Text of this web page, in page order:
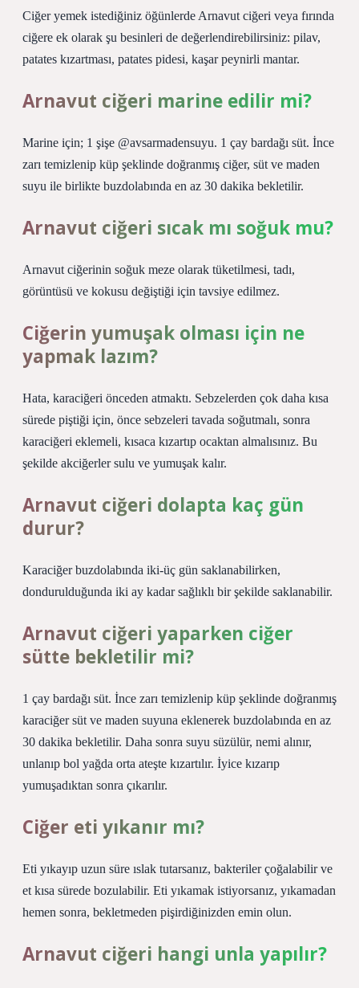
Ciğer yemek istediğiniz öğünlerde Arnavut ciğeri veya fırında
ciğere ek olarak şu besinleri de değerlendirebilirsiniz: pilav,
patates kızartması, patates pidesi, kaşar peynirli mantar.
Arnavut ciğeri marine edilir mi?
Marine için; 1 şişe @avsarmadensuyu. 1 çay bardağı süt. İnce
zarı temizlenip küp şeklinde doğranmış ciğer, süt ve maden
suyu ile birlikte buzdolabında en az 30 dakika bekletilir.
Arnavut ciğeri sıcak mı soğuk mu?
Arnavut ciğerinin soğuk meze olarak tüketilmesi, tadı,
görüntüsü ve kokusu değiştiği için tavsiye edilmez.
Ciğerin yumuşak olması için ne
yapmak lazım?
Hata, karaciğeri önceden atmaktı. Sebzelerden çok daha kısa
sürede piştiği için, önce sebzeleri tavada soğutmalı, sonra
karaciğeri eklemeli, kısaca kızartıp ocaktan almalısınız. Bu
şekilde akciğerler sulu ve yumuşak kalır.
Arnavut ciğeri dolapta kaç gün
durur?
Karaciğer buzdolabında iki-üç gün saklanabilirken,
dondurulduğunda iki ay kadar sağlıklı bir şekilde saklanabilir.
Arnavut ciğeri yaparken ciğer
sütte bekletilir mi?
1 çay bardağı süt. İnce zarı temizlenip küp şeklinde doğranmış
karaciğer süt ve maden suyuna eklenerek buzdolabında en az
30 dakika bekletilir. Daha sonra suyu süzülür, nemi alınır,
unlanıp bol yağda orta ateşte kızartılır. İyice kızarıp
yumuşadıktan sonra çıkarılır.
Ciğer eti yıkanır mı?
Eti yıkayıp uzun süre ıslak tutarsanız, bakteriler çoğalabilir ve
et kısa sürede bozulabilir. Eti yıkamak istiyorsanız, yıkamadan
hemen sonra, bekletmeden pişirdiğinizden emin olun.
Arnavut ciğeri hangi unla yapılır?